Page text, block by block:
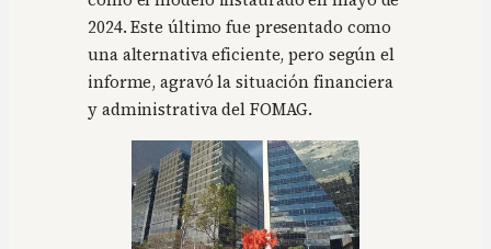
2024. Este último fue presentado como
una alternativa eficiente, pero según el
informe, agravó la situación financiera
y administrativa del FOMAG.